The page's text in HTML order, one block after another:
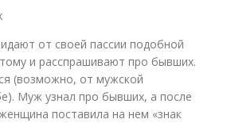
от своей пассии подобной
и расспрашивают про бывших.
(возможно, от мужской
Муж узнал про бывших, а после
поставила на нем «знак